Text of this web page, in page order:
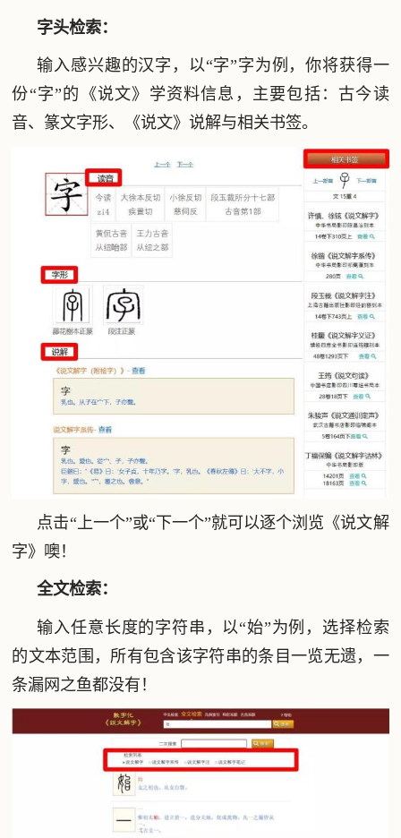
字头检索：
输入感兴趣的汉字，以“字”字为例，你将获得一
份“字”的《说文》学资料信息，主要包括：古今读
音、篆文字形、《说文》说解与相关书签。
点击“上一个”或“下一个”就可以逐个浏览《说文解
字》噢！
全文检索：
输入任意长度的字符串，以“始”为例，选择检索
的文本范围，所有包含该字符串的条目一览无遗，一
条漏网之鱼都没有！